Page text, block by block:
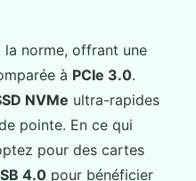
norme, offrant une
à PCIe 3.0.
NVMe ultra-rapides
pointe. En ce qui
pour des cartes
4.0 pour bénéficier